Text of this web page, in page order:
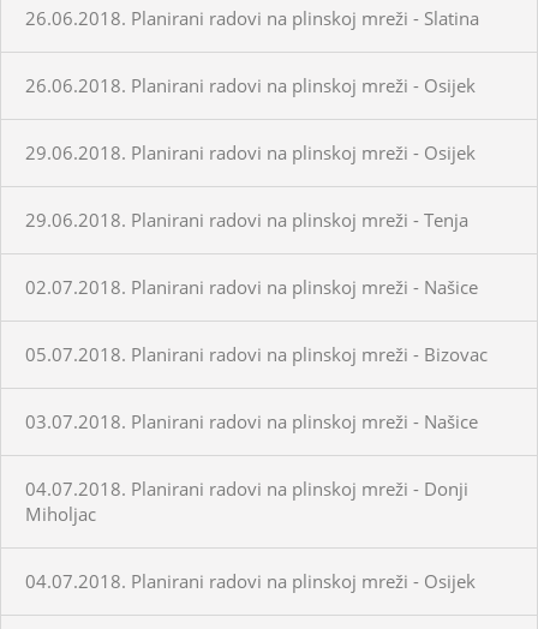
26.06.2018. Planirani radovi na plinskoj mreži - Slatina
26.06.2018. Planirani radovi na plinskoj mreži - Osijek
29.06.2018. Planirani radovi na plinskoj mreži - Osijek
29.06.2018. Planirani radovi na plinskoj mreži - Tenja
02.07.2018. Planirani radovi na plinskoj mreži - Našice
05.07.2018. Planirani radovi na plinskoj mreži - Bizovac
03.07.2018. Planirani radovi na plinskoj mreži - Našice
04.07.2018. Planirani radovi na plinskoj mreži - Donji
Miholjac
04.07.2018. Planirani radovi na plinskoj mreži - Osijek